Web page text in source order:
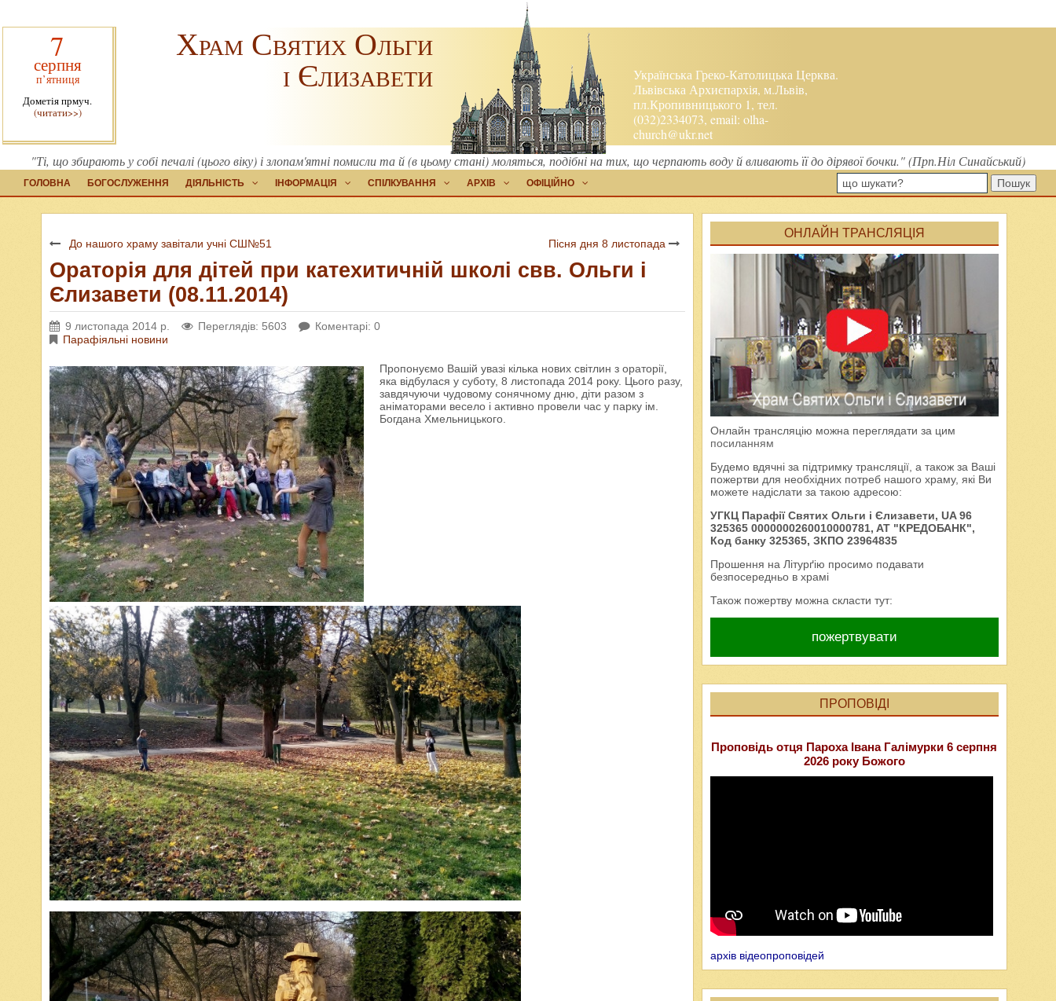
7
серпня
п’ятниця
Дометія прмуч.
(читати>>)
Українська Греко-Католицька Церква.
Львівська Архиєпархія, м.Львів,
пл.Кропивницького 1, тел.
(032)2334073, email:olha-
church@ukr.net
Храм Святих Ольги
і Єлизавети
"Ті, що збирають у собі печалі (цього віку) і злопам'ятні помисли та й (в цьому стані) моляться, подібні на тих, що черпають воду й вливають її до дірявої бочки." (Прп.Ніл Синайський)
ГОЛОВНА БОГОСЛУЖЕННЯ ДІЯЛЬНІСТЬ ІНФОРМАЦІЯ СПІЛКУВАННЯ АРХІВ ОФІЦІЙНО Пошук
До нашого храму завітали учні СШ№51 Пісня дня 8 листопада
Ораторія для дітей при катехитичній школі свв. Ольги і
Єлизавети (08.11.2014)
9 листопада 2014 р. Переглядів: 5603
Коментарі: 0
Парафіяльні новини
Пропонуємо Вашій увазі кілька нових світлин з ораторії,
яка відбулася у суботу, 8 листопада 2014 року. Цього разу,
завдячуючи чудовому сонячному дню, діти разом з
аніматорами весело і активно провели час у парку ім.
Богдана Хмельницького.
ОНЛАЙН ТРАНСЛЯЦІЯ
Онлайн трансляцію можна переглядати за цим
посиланням
Будемо вдячні за підтримку трансляції, а також за Ваші
пожертви для необхідних потреб нашого храму, які Ви
можете надіслати за такою адресою:
УГКЦ Парафії Святих Ольги і Єлизавети, UA 96
325365 0000000260010000781, AT "КРЕДОБАНК",
Код банку 325365, ЗКПО 23964835
Прошення на Літурґію просимо подавати
безпосередньо в храмі
Також пожертву можна скласти тут:
пожертвувати
ПРОПОВІДІ
Проповідь отця Пароха Івана Галімурки 6 серпня
2026 року Божого
архів відеопроповідей